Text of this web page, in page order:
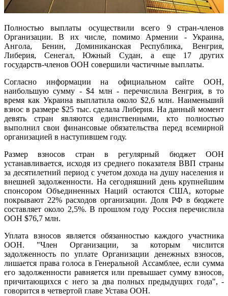
Полностью выплаты осуществили всего 9 стран-членов
Организации. В их числе, помимо Армении - Украина,
Ангола, Бенин, Доминиканская Республика, Венгрия,
Либерия, Сенегал, Южный Судан, а еще 17 других
государств-членов ООН совершили частичные выплаты.
Согласно информации на официальном сайте ООН,
наибольшую сумму - $4 млн - перечислила Венгрия, в то
время как Украина выплатила около $2,6 млн. Наименьший
взнос в размере $25 тыс. сделала Либерия. На данный момент
девять стран являются единственными, кто полностью
выполнил свои финансовые обязательства перед всемирной
организацией в наступившем году.
Размер взносов стран в регулярный бюджет ООН
устанавливается, исходя из среднего показателя ВВП страны
за десятилетний период с учетом дохода на душу населения и
внешней задолженности. На сегодняшний день крупнейшим
спонсором Объединенных Наций остаются США, которые
покрывают 22% расходов организации. Доля РФ в бюджете
составляет около 2,5%. В прошлом году Россия перечислила
ООН $76,7 млн.
Уплата взносов является обязанностью каждого участника
ООН. "Член Организации, за которым числится
задолженность по уплате Организации денежных взносов,
лишается права голоса в Генеральной Ассамблее, если сумма
его задолженности равняется или превышает сумму взносов,
причитающихся с него за два полных предыдущих года", -
говорится в четвертой главе Устава ООН.